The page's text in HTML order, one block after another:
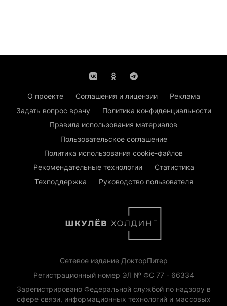
О проекте Соглашения и лицензии
Реклама
Задать вопрос врачу
Политика конфиденциальности
Правила использования материалов
Пользовательское соглашение
Политика использования cookie-файлов
Рекомендательные технологии
Статистика
Техподдержка
Руководство пользователя
Сетевое издание ДокторПитер
Регистрационный номер ЭЛ № ФС 77 - 66334
Зарегистрировано Федеральной службой по надзору в
сфере связи, информационных технологий и массовых